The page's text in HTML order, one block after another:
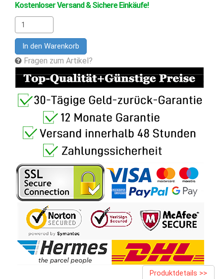
Kostenloser Versand & Sichere Einkäufe!
In den Warenkorb
Fragen zum Artikel?
Produktdetails >>